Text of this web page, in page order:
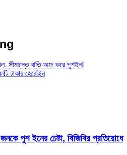
সীমান্তে বাতি অফ করে পুশইন!
টাকার হেরোইন
পুশ ইনের চেষ্টা, বিজিবির প্রতিরোধে